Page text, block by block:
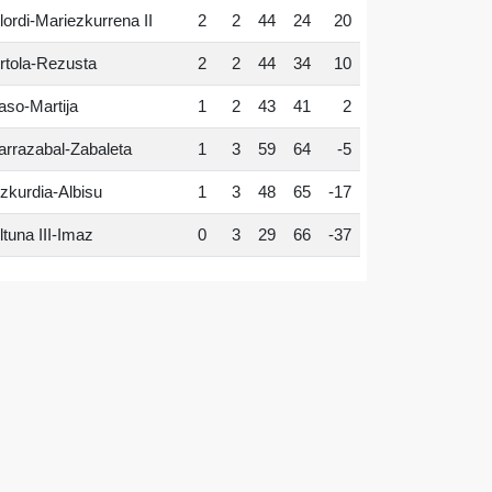
Mariezkurrena II 2 2 44 24 20
Rezusta 2 2 44 34 10
Martija 1 2 43 41 2
Zabaleta 1 3 59 64 -5
Albisu 1 3 48 65 -17
III-Imaz 0 3 29 66 -37